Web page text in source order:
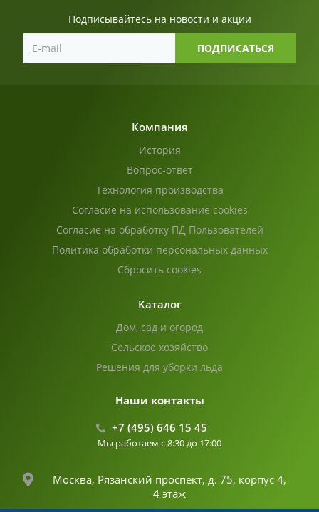
Подписывайтесь на новости и акции
Компания
История
Вопрос-ответ
Технология производства
Согласие на использование cookies
Согласие на обработку ПД Пользователей
Политика обработки персональных данных
Сбросить cookies
Каталог
Дом, сад и огород
Сельское хозяйство
Решения для уборки льда
Наши контакты
+7 (495) 646 15 45
Мы работаем с 8:30 до 17:00
Москва, Рязанский проспект, д. 75, корпус 4,
4 этаж